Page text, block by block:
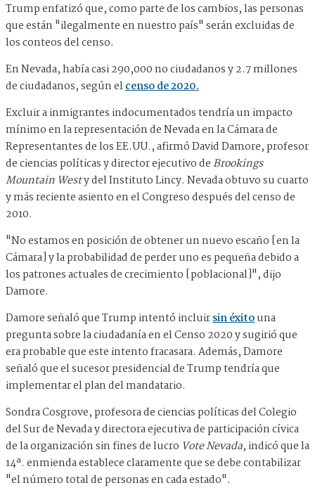
Trump enfatizó que, como parte de los cambios, las personas
que están "ilegalmente en nuestro país" serán excluidas de
los conteos del censo.
En Nevada, había casi 290,000 no ciudadanos y 2.7 millones
de ciudadanos, según elcenso de 2020.
Excluir a inmigrantes indocumentados tendría un impacto
mínimo en la representación de Nevada en la Cámara de
Representantes de los EE.UU., afirmó David Damore, profesor
de ciencias políticas y director ejecutivo de Brookings
Mountain Westy del Instituto Lincy. Nevada obtuvo su cuarto
y más reciente asiento en el Congreso después del censo de
2010.
"No estamos en posición de obtener un nuevo escaño [en la
Cámara] y la probabilidad de perder uno es pequeña debido a
los patrones actuales de crecimiento [poblacional]", dijo
Damore.
Damore señaló que Trump intentó incluirsin éxitouna
pregunta sobre la ciudadanía en el Censo 2020 y sugirió que
era probable que este intento fracasara. Además, Damore
señaló que el sucesor presidencial de Trump tendría que
implementar el plan del mandatario.
Sondra Cosgrove, profesora de ciencias políticas del Colegio
del Sur de Nevada y directora ejecutiva de participación cívica
de la organización sin fines de lucro Vote Nevada, indicó que la
14ª. enmienda establece claramente que se debe contabilizar
"el número total de personas en cada estado".